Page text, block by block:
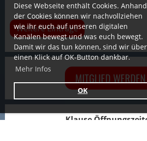
Diese Webseite enthält Cookies. Anhand
der Cookies können wir nachvollziehen
wie ihr euch auf unseren digitalen
Kanälen bewegt und was euch bewegt.
Damit wir das tun können, sind wir über
einen Klick auf OK-Button dankbar.
Mehr Infos
OK
Weitere Einträge
MITGLIED WERDEN
Klause